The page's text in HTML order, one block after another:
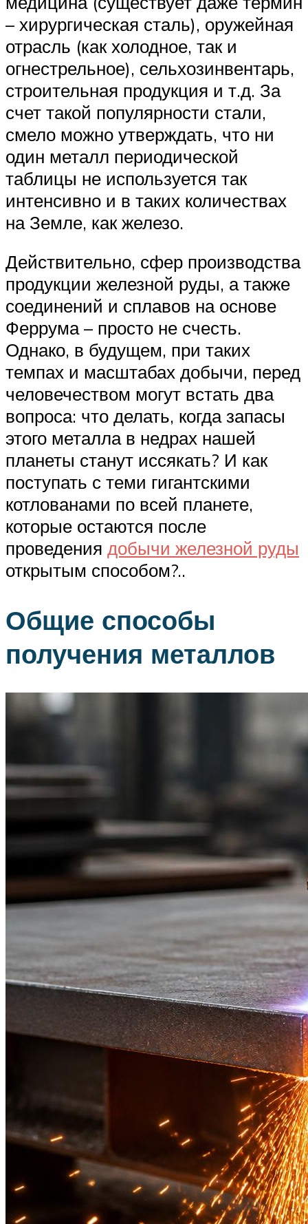
– хирургическая сталь), оружейная
отрасль (как холодное, так и
огнестрельное), сельхозинвентарь,
строительная продукция и т.д. За
счет такой популярности стали,
смело можно утверждать, что ни
один металл периодической
таблицы не используется так
интенсивно и в таких количествах
на Земле, как железо.
Действительно, сфер производства
продукции железной руды, а также
соединений и сплавов на основе
Феррума – просто не счесть.
Однако, в будущем, при таких
темпах и масштабах добычи, перед
человечеством могут встать два
вопроса: что делать, когда запасы
этого металла в недрах нашей
планеты станут иссякать? И как
поступать с теми гигантскими
котлованами по всей планете,
которые остаются после
проведения добычи железной руды
открытым способом?..
Общие способы
получения металлов